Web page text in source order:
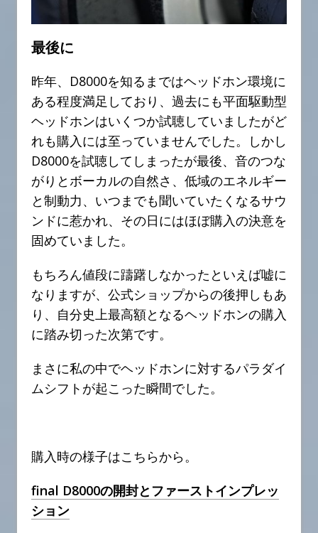
最後に
昨年、D8000を知るまではヘッドホン環境に
ある程度満足しており、過去にも平面駆動型
ヘッドホンはいくつか試聴していましたがど
れも購入には至っていませんでした。しかし
D8000を試聴してしまったが最後、音のつな
がりとボーカルの自然さ、低域のエネルギー
と制動力、いつまでも聞いていたくなるサウ
ンドに惹かれ、その日にはほぼ購入の決意を
固めていました。
もちろん値段に躊躇しなかったといえば嘘に
なりますが、公式ショップからの後押しもあ
り、自分史上最高額となるヘッドホンの購入
に踏み切った次第です。
まさに私の中でヘッドホンに対するパラダイ
ムシフトが起こった瞬間でした。
購入時の様子はこちらから。
final D8000の開封とファーストインプレッ
ション